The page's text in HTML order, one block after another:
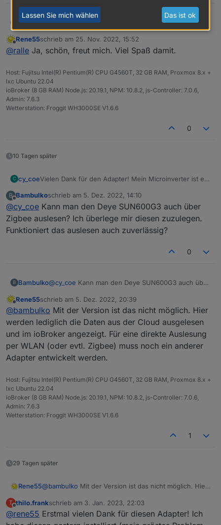
ralleJA, klappt. besten dank.
Hatte die ID in der Mail nicht gesehen.
Danke
Offline
Rene55schrieb am 25. Nov. 2022, 15:52
zuletzt editiert von
@ralle Ja, schön, freut mich. Viel Spaß damit.
Host: Fujitsu Intel(R) Pentium(R) CPU G4560T, 32 GB RAM, Proxmox 8.x +
lxc Ubuntu 22.04
ioBroker (8 GB RAM) Node.js: 20.19.1, NPM: 10.8.2, js-Controller: 7.0.6,
Admin: 7.6.3
Wetterstation: Froggit WH3000SE V1.6.6
0
10 Tagen später
C cy_coeVielen Dank für den Adapter! Mein Microinverter ist ein
-EU-230. Funktioniert bestens mit diesem Adapter.
B Bambulkoschrieb am 5. Dez. 2022, 14:10
zuletzt editiert von
@cy_coe Kann man den Deye SUN600G3 auch über
Zigbee auslesen? Ich überlege mir diesen zuzulegen.
Funktioniert das auslesen auch zuverlässig?
0
B Bambulko@cy_coe Kann man den Deye SUN600G3 auch über
zuzulegen. Funktioniert das auslesen auch
zuverlässig?
Offline
Rene55schrieb am 5. Dez. 2022, 20:39
zuletzt editiert von
@bambulko Mit der Version ist das nicht möglich. Hier
werden lediglich die Daten aus der Cloud ausgelesen
und im ioBroker angezeigt. Für eine direkte Auslesung
per WLAN (oder evtl. Zigbee) muss noch ein anderer
Adapter entwickelt werden.
Host: Fujitsu Intel(R) Pentium(R) CPU G4560T, 32 GB RAM, Proxmox 8.x +
lxc Ubuntu 22.04
ioBroker (8 GB RAM) Node.js: 20.19.1, NPM: 10.8.2, js-Controller: 7.0.6,
Admin: 7.6.3
Wetterstation: Froggit WH3000SE V1.6.6
1
29 Tagen später
Rene55@bambulko Mit der Version ist das nicht möglich. Hier
und im ioBroker angezeigt. Für eine direkte Auslesung
per WLAN (oder evtl. Zigbee) muss noch ein anderer
T
Offline
thilo.frankschrieb am 3. Jan. 2023, 22:03
zuletzt editiert von
@rene55 Erstmal vielen Dank für diesen Adapter! Ich
Lassen Sie mich wählen Das ist ok